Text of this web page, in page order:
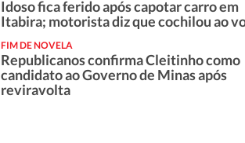
Idoso fica ferido após capotar carro em
Itabira; motorista diz que cochilou ao
FIM DE NOVELA
Republicanos confirma Cleitinho como
candidato ao Governo de Minas após
reviravolta